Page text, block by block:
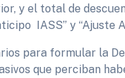
y el total de
IASS” y “Ajuste
para formular la
que perciban